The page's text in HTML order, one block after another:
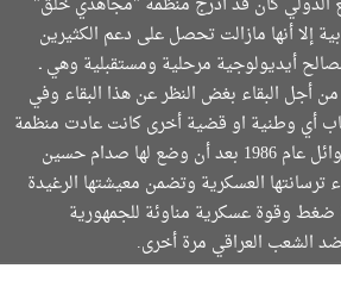
إلا أنها مازالت تحصل على دعم الكثيرين
أيديولوجية مرحلية ومستقبلية وهي ـ
أجل البقاء بغض النظر عن هذا البقاء وفي
أي وطنية او قضية أخرى كانت عادت منظمة
"خلق" لتستقر في العراق أوائل عام 1986 بعد أن وضع لها صدام حسين
ترسانتها العسكرية وتضمن معيشتها الرغيدة
وقوة عسكرية مناوئة للجمهورية
الشعب العراقي مرة أخرى.